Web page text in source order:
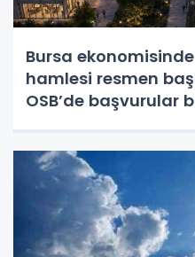
Bursa
hamlesi resmen
OSB’de başvurular